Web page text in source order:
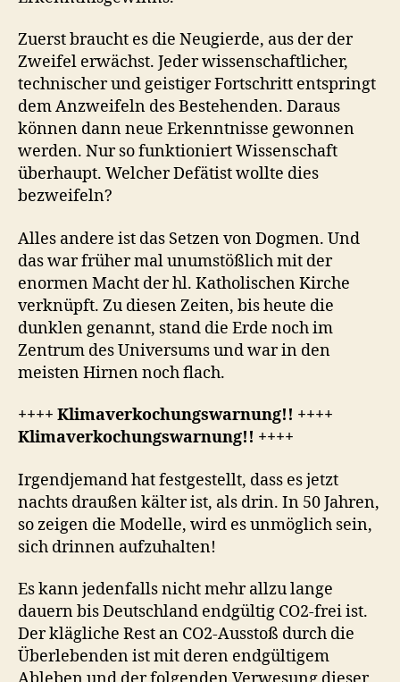
Zuerst braucht es die Neugierde, aus der der
Zweifel erwächst. Jeder wissenschaftlicher,
technischer und geistiger Fortschritt entspringt
dem Anzweifeln des Bestehenden. Daraus
können dann neue Erkenntnisse gewonnen
werden. Nur so funktioniert Wissenschaft
überhaupt. Welcher Defätist wollte dies
bezweifeln?
Alles andere ist das Setzen von Dogmen. Und
das war früher mal unumstößlich mit der
enormen Macht der hl. Katholischen Kirche
verknüpft. Zu diesen Zeiten, bis heute die
dunklen genannt, stand die Erde noch im
Zentrum des Universums und war in den
meisten Hirnen noch flach.
++++ Klimaverkochungswarnung!! ++++
Klimaverkochungswarnung!! ++++
Irgendjemand hat festgestellt, dass es jetzt
nachts draußen kälter ist, als drin. In 50 Jahren,
so zeigen die Modelle, wird es unmöglich sein,
sich drinnen aufzuhalten!
Es kann jedenfalls nicht mehr allzu lange
dauern bis Deutschland endgültig CO2-frei ist.
Der klägliche Rest an CO2-Ausstoß durch die
Überlebenden ist mit deren endgültigem